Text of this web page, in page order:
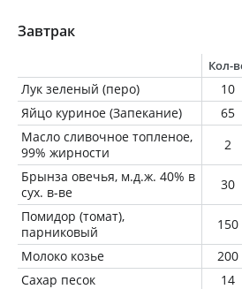
Завтрак
Кол-
Лук зеленый (перо) 10
Яйцо куриное (Запекание)
65
Масло сливочное топленое,
99% жирности
2
Брынза овечья, м.д.ж. 40% в
сух. в-ве
30
Помидор (томат),
парниковый
150
Молоко козье
200
Сахар песок
14